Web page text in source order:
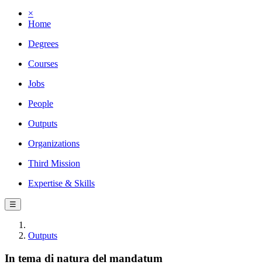
×
Home
Degrees
Courses
Jobs
People
Outputs
Organizations
Third Mission
Expertise & Skills
☰
Outputs
In tema di natura del mandatum